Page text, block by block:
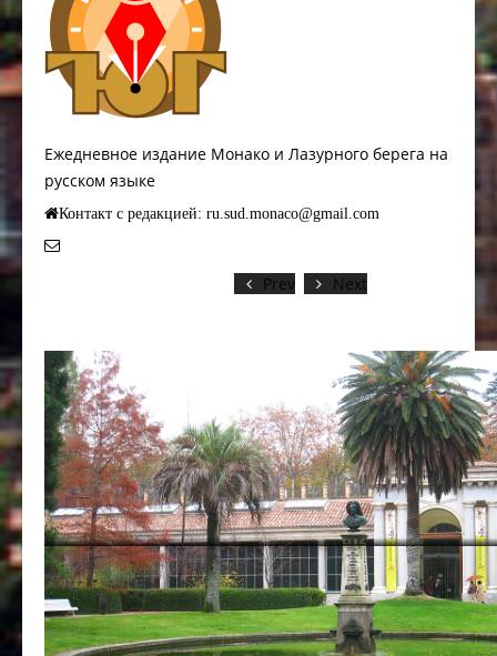
Ежедневное издание Монако и Лазурного берега на
русском языке
Контакт с редакцией: ru.sud.monaco@gmail.com
Prev Next